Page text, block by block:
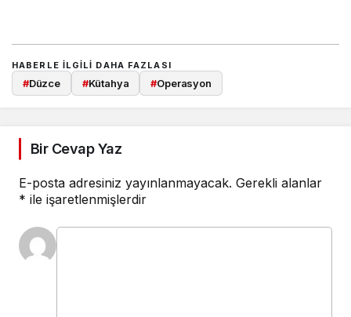
HABERLE ILGILI DAHA FAZLASI
#Düzce #Kütahya #Operasyon
Bir Cevap Yaz
E-posta adresiniz yayınlanmayacak. Gerekli alanlar
* ile işaretlenmişlerdir